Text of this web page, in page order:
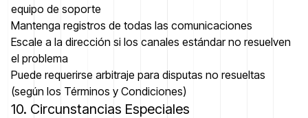
equipo de soporte
Mantenga registros de todas las comunicaciones
Escale a la dirección si los canales estándar no resuelven
el problema
Puede requerirse arbitraje para disputas no resueltas
(según los Términos y Condiciones)
10. Circunstancias Especiales